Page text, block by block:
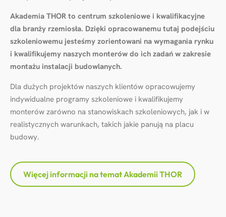
Akademia THOR to centrum szkoleniowe i kwalifikacyjne
dla branży rzemiosła. Dzięki opracowanemu tutaj podejściu
szkoleniowemu jesteśmy zorientowani na wymagania rynku
i kwalifikujemy naszych monterów do ich zadań w zakresie
montażu instalacji budowlanych.
Dla dużych projektów naszych klientów opracowujemy
indywidualne programy szkoleniowe i kwalifikujemy
monterów zarówno na stanowiskach szkoleniowych, jak i w
realistycznych warunkach, takich jakie panują na placu
budowy.
Więcej informacji na temat Akademii THOR